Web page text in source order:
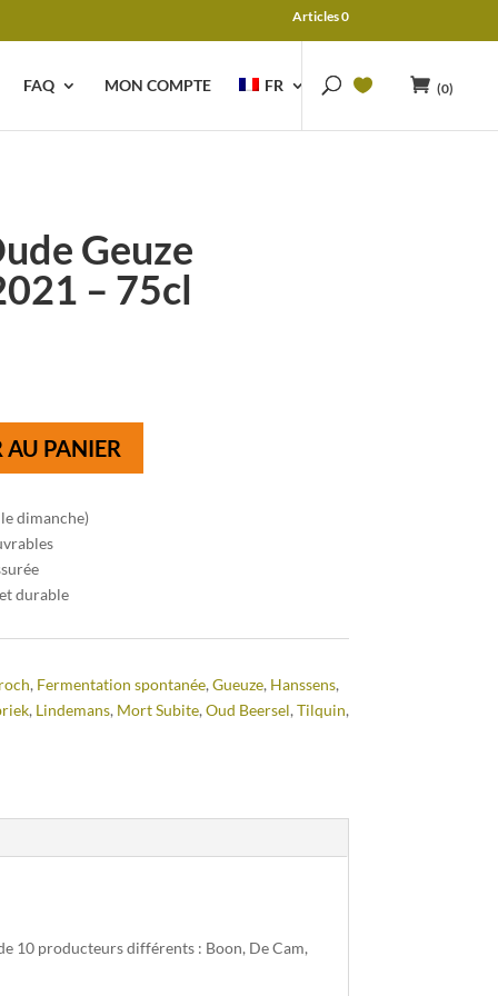
Articles 0
FAQ MON COMPTE FR (0)
Geuze
– 75cl
PANIER
dimanche)
durable
, Fermentation spontanée, Gueuze, Hanssens,
, Lindemans, Mort Subite, Oud Beersel, Tilquin,
10 producteurs différents : Boon, De Cam,